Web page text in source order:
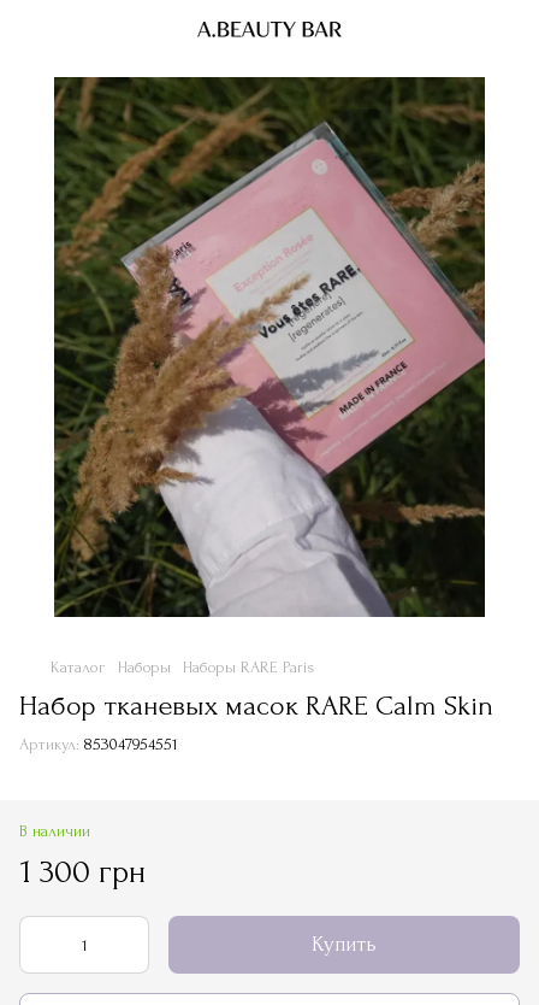
Каталог Наборы Наборы RARE Paris
Набор тканевых масок RARE Calm Skin
Артикул: 853047954551
В наличии
1 300 грн
Купить